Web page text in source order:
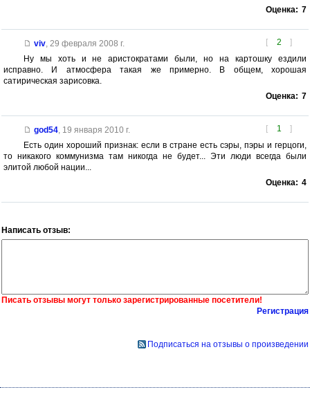
Оценка: 7
[ 2 ]
viv, 29 февраля 2008 г.
Ну мы хоть и не аристократами были, но на картошку ездили
исправно. И атмосфера такая же примерно. В общем, хорошая
сатирическая зарисовка.
Оценка: 7
[ 1 ]
god54, 19 января 2010 г.
Есть один хороший признак: если в стране есть сэры, пэры и герцоги,
то никакого коммунизма там никогда не будет... Эти люди всегда были
элитой любой нации...
Оценка: 4
Написать отзыв:
Писать отзывы могут только зарегистрированные посетители!
Регистрация
Подписаться на отзывы о произведении